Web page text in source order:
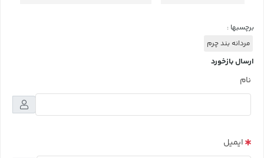
برچسبها :
مردانه بند چرم
ارسال بازخورد
نام
ایمیل